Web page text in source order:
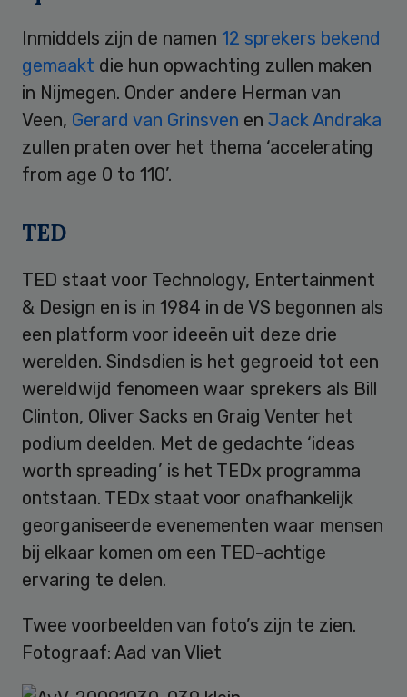
Inmiddels zijn de namen 12 sprekers bekend
gemaakt die hun opwachting zullen maken
in Nijmegen. Onder andere Herman van
Veen, Gerard van Grinsven en Jack Andraka
zullen praten over het thema ‘accelerating
from age 0 to 110’.
TED
TED staat voor Technology, Entertainment
& Design en is in 1984 in de VS begonnen als
een platform voor ideeën uit deze drie
werelden. Sindsdien is het gegroeid tot een
wereldwijd fenomeen waar sprekers als Bill
Clinton, Oliver Sacks en Graig Venter het
podium deelden. Met de gedachte ‘ideas
worth spreading’ is het TEDx programma
ontstaan. TEDx staat voor onafhankelijk
georganiseerde evenementen waar mensen
bij elkaar komen om een TED-achtige
ervaring te delen.
Twee voorbeelden van foto’s zijn te zien.
Fotograaf: Aad van Vliet